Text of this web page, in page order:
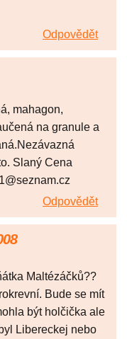
Odpovědět
mahagon,
na granule a
Slaný Cena
Odpovědět
Maltézáčků??
Bude se mít
být holčička ale
Libereckej nebo